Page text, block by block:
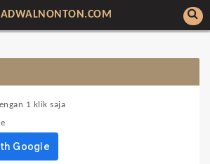
1 klik saja